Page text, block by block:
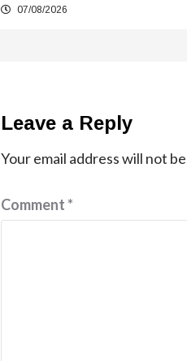
07/08/2026
Leave a Reply
Your email address will not
Comment*